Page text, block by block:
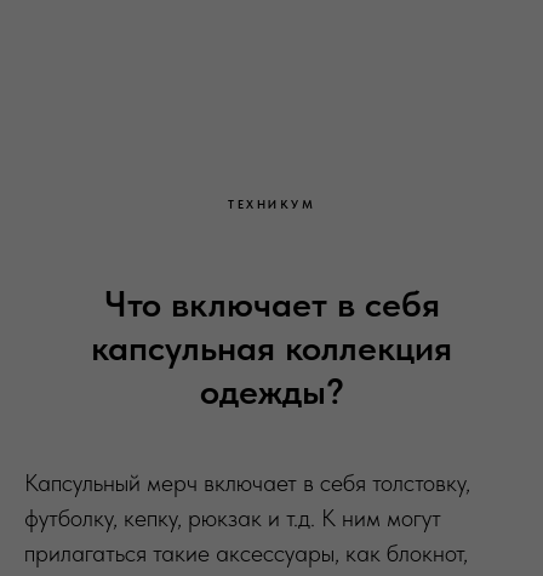
ТЕХНИКУМ
Что включает в себя
капсульная коллекция
одежды?
Капсульный мерч включает в себя толстовку,
футболку, кепку, рюкзак и т.д. К ним могут
прилагаться такие аксессуары, как блокнот,